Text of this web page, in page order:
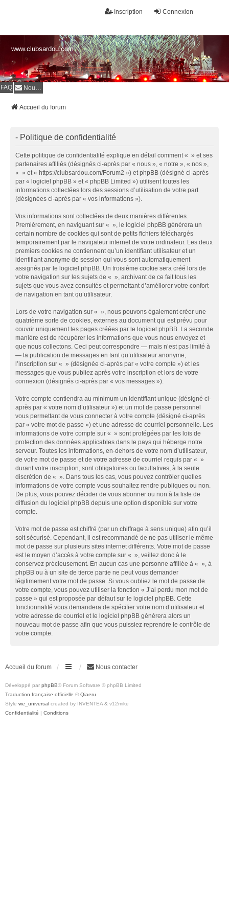
Connexion
Inscription
www.clubsardou.com
FAQ Nous contacter
Accueil du forum
- Politique de confidentialité
Cette politique de confidentialité explique en détail comment « » et ses
partenaires affiliés (désignés ci-après par « nous », « notre », « nos »,
« » et « https://clubsardou.com/Forum2 ») et phpBB (désigné ci-après
par « logiciel phpBB » et « phpBB Limited ») utilisent toutes les
informations collectées lors des sessions d’utilisation de votre part
(désignées ci-après par « vos informations »).
Vos informations sont collectées de deux manières différentes.
Premièrement, en naviguant sur « », le logiciel phpBB génèrera un
certain nombre de cookies qui sont de petits fichiers téléchargés
temporairement par le navigateur internet de votre ordinateur. Les deux
premiers cookies ne contiennent qu’un identifiant utilisateur et un
identifiant anonyme de session qui vous sont automatiquement
assignés par le logiciel phpBB. Un troisième cookie sera créé lors de
votre navigation sur les sujets de « », archivant de ce fait tous les
sujets que vous avez consultés et permettant d’améliorer votre confort
de navigation en tant qu’utilisateur.
Lors de votre navigation sur « », nous pouvons également créer une
quatrième sorte de cookies, externes au document qui est prévu pour
couvrir uniquement les pages créées par le logiciel phpBB. La seconde
manière est de récupérer les informations que vous nous envoyez et
que nous collectons. Ceci peut correspondre — mais n’est pas limité à
— la publication de messages en tant qu’utilisateur anonyme,
l’inscription sur « » (désignée ci-après par « votre compte ») et les
messages que vous publiez après votre inscription et lors de votre
connexion (désignés ci-après par « vos messages »).
Votre compte contiendra au minimum un identifiant unique (désigné ci-
après par « votre nom d’utilisateur ») et un mot de passe personnel
vous permettant de vous connecter à votre compte (désigné ci-après
par « votre mot de passe ») et une adresse de courriel personnelle. Les
informations de votre compte sur « » sont protégées par les lois de
protection des données applicables dans le pays qui héberge notre
serveur. Toutes les informations, en-dehors de votre nom d’utilisateur,
de votre mot de passe et de votre adresse de courriel requis par « »
durant votre inscription, sont obligatoires ou facultatives, à la seule
discrétion de « ». Dans tous les cas, vous pouvez contrôler quelles
informations de votre compte vous souhaitez rendre publiques ou non.
De plus, vous pouvez décider de vous abonner ou non à la liste de
diffusion du logiciel phpBB depuis une option disponible sur votre
compte.
Votre mot de passe est chiffré (par un chiffrage à sens unique) afin qu’il
soit sécurisé. Cependant, il est recommandé de ne pas utiliser le même
mot de passe sur plusieurs sites internet différents. Votre mot de passe
est le moyen d’accès à votre compte sur « », veillez donc à le
conservez précieusement. En aucun cas une personne affiliée à « », à
phpBB ou à un site de tierce partie ne peut vous demander
légitimement votre mot de passe. Si vous oubliez le mot de passe de
votre compte, vous pouvez utiliser la fonction « J’ai perdu mon mot de
passe » qui est proposée par défaut sur le logiciel phpBB. Cette
fonctionnalité vous demandera de spécifier votre nom d’utilisateur et
votre adresse de courriel et le logiciel phpBB générera alors un
nouveau mot de passe afin que vous puissiez reprendre le contrôle de
votre compte.
Accueil du forum Nous contacter
Développé par phpBB® Forum Software © phpBB Limited
Traduction française officielle © Qiaeru
Style we_universal created by INVENTEA & v12mike
Confidentialité | Conditions